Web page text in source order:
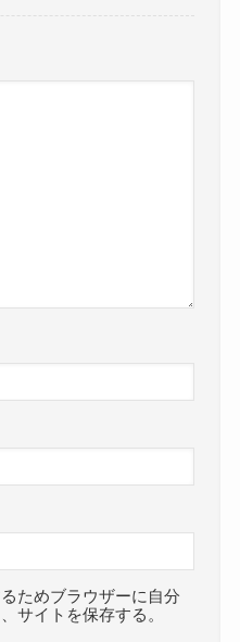
ためブラウザーに自分
サイトを保存する。